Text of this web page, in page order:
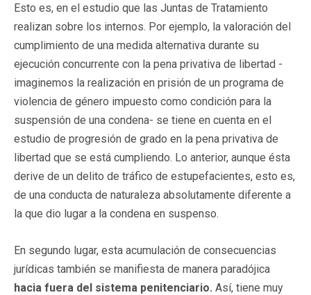
Esto es, en el estudio que las Juntas de Tratamiento
realizan sobre los internos. Por ejemplo, la valoración del
cumplimiento de una medida alternativa durante su
ejecución concurrente con la pena privativa de libertad -
imaginemos la realización en prisión de un programa de
violencia de género impuesto como condición para la
suspensión de una condena- se tiene en cuenta en el
estudio de progresión de grado en la pena privativa de
libertad que se está cumpliendo. Lo anterior, aunque ésta
derive de un delito de tráfico de estupefacientes, esto es,
de una conducta de naturaleza absolutamente diferente a
la que dio lugar a la condena en suspenso.
En segundo lugar, esta acumulación de consecuencias
jurídicas también se manifiesta de manera paradójica
hacia fuera del sistema penitenciario. Así, tiene muy